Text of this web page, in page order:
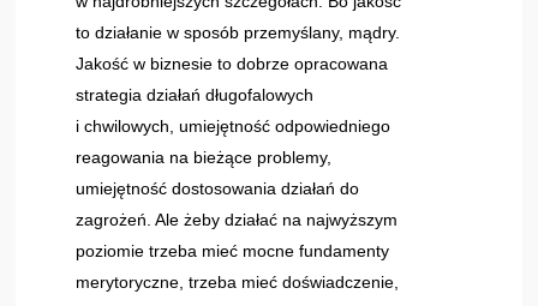
to działanie w sposób przemyślany, mądry.
Jakość w biznesie to dobrze opracowana
strategia działań długofalowych
i chwilowych, umiejętność odpowiedniego
reagowania na bieżące problemy,
umiejętność dostosowania działań do
zagrożeń. Ale żeby działać na najwyższym
poziomie trzeba mieć mocne fundamenty
merytoryczne, trzeba mieć doświadczenie,